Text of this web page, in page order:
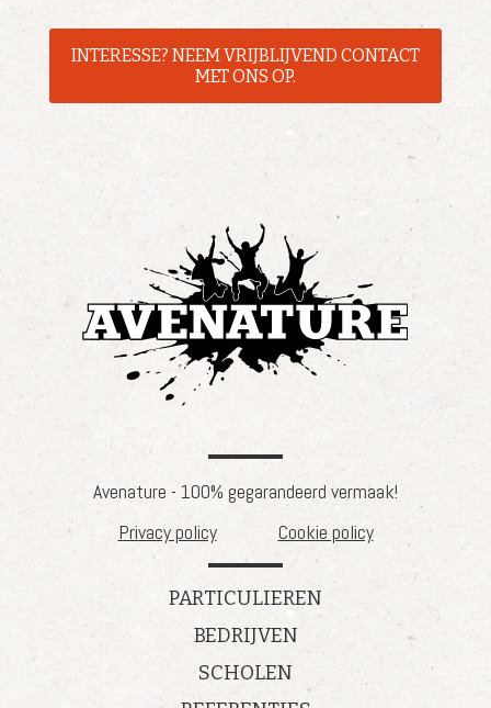
INTERESSE? NEEM VRIJBLIJVEND CONTACT
MET ONS OP.
Avenature - 100% gegarandeerd vermaak!
Privacy policy
Cookie policy
PARTICULIEREN
BEDRIJVEN
SCHOLEN